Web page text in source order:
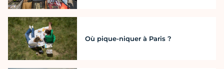
Où pique-niquer à Paris ?